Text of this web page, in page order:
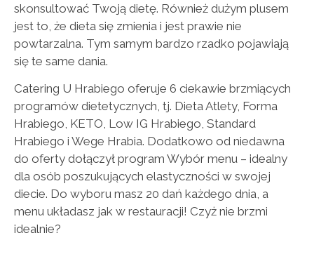
skonsultować Twoją dietę. Również dużym plusem
jest to, że dieta się zmienia i jest prawie nie
powtarzalna. Tym samym bardzo rzadko pojawiają
się te same dania.
Catering U Hrabiego oferuje 6 ciekawie brzmiących
programów dietetycznych, tj. Dieta Atlety, Forma
Hrabiego, KETO, Low IG Hrabiego, Standard
Hrabiego i Wege Hrabia. Dodatkowo od niedawna
do oferty dołączył program Wybór menu – idealny
dla osób poszukujących elastyczności w swojej
diecie. Do wyboru masz 20 dań każdego dnia, a
menu układasz jak w restauracji! Czyż nie brzmi
idealnie?